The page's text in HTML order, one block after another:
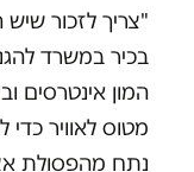
"צריך לזכור
בכיר במשרד
המון אינטרסים
מטוס לאוויר
נתח מהפסולת